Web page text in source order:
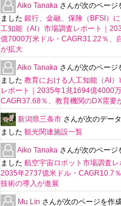
Aiko Tanaka さんが次のページ
ました 銀行、金融、保険（BFSI）
工知能（AI）市場調査レポート｜
億7000万米ドル・CAGR31.22％、
が拡大
Aiko Tanaka さんが次のページ
ました 教育における人工知能（AI）
レポート｜2035年1兆1694億4000
CAGR37.68％、教育機関のDX需要
新潟県三条市 さんが次のデー
ました 観光関連施設一覧
Aiko Tanaka さんが次のページ
ました 航空宇宙ロボット市場調査レ
2035年2737億米ドル・CAGR10.7
技術の導入が進展
Mu Lin さんが次のページを作